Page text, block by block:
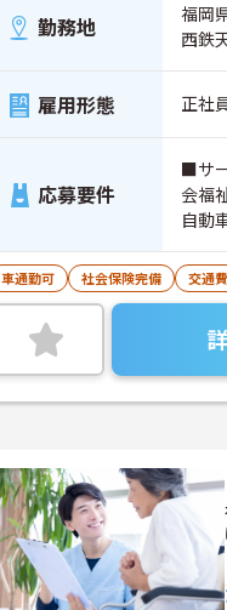
勤務地
福岡
西鉄
雇用形態 正社
応募要件
■サ
会福
自動
車通勤可 社会保険完備 交通